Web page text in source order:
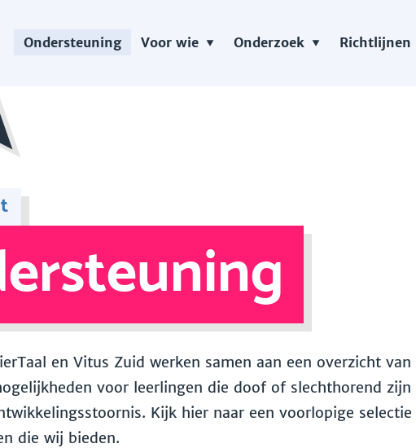
Ondersteuning Voor wie Onderzoek Richtlijnen
en Vitus Zuid werken samen aan een overzicht van
voor leerlingen die doof of slechthorend zijn
Kijk hier naar een voorlopige selectie
die wij bieden.